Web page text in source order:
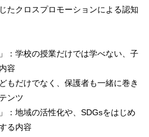
たクロスプロモーションによる認知
：学校の授業だけでは学べない、子
容
もだけでなく、保護者も一緒に巻き
ンツ
：地域の活性化や、SDGsをはじめ
る内容